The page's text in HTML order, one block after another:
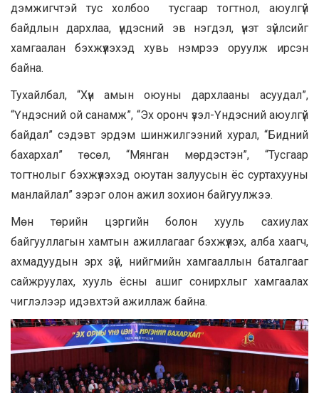
дэмжигчтэй тус холбоо тусгаар тогтнол, аюулгүй
байдлын дархлаа, үндэсний эв нэгдэл, үнэт зүйлсийг
хамгаалан бэхжүүлэхэд хувь нэмрээ оруулж ирсэн
байна.
Тухайлбал, “Хүн амын оюуны дархлааны асуудал”,
“Үндэсний ой санамж”, “Эх оронч үзэл-Үндэсний аюулгүй
байдал” сэдэвт эрдэм шинжилгээний хурал, “Бидний
бахархал” төсөл, “Мянган мөрдэстэн”, “Тусгаар
тогтнолыг бэхжүүлэхэд оюутан залуусын ёс суртахууны
манлайлал” зэрэг олон ажил зохион байгуулжээ.
Мөн төрийн цэргийн болон хууль сахиулах
байгууллагын хамтын ажиллагааг бэхжүүлэх, алба хаагч,
ахмадуудын эрх зүй, нийгмийн хамгааллын баталгааг
сайжруулах, хууль ёсны ашиг сонирхлыг хамгаалах
чиглэлээр идэвхтэй ажиллаж байна.